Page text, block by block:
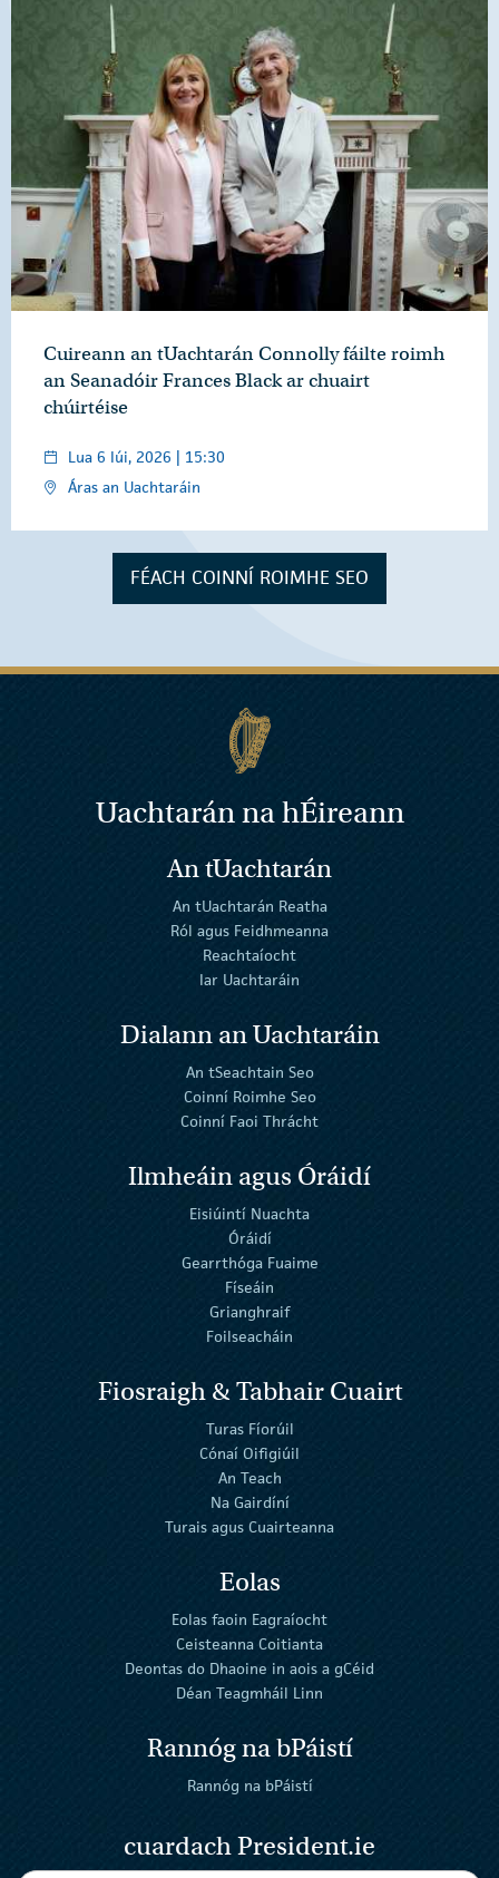
Cuireann an tUachtarán Connolly fáilte roimh
an Seanadóir Frances Black ar chuairt
chúirtéise
Lua 6 Iúi, 2026 | 15:30
Áras an Uachtaráin
FÉACH COINNÍ ROIMHE SEO
Uachtarán nahÉireann
An tUachtarán
An tUachtarán Reatha
Ról agus Feidhmeanna
Reachtaíocht
Iar Uachtaráin
Dialann an Uachtaráin
An tSeachtain Seo
Coinní Roimhe Seo
Coinní Faoi Thrácht
Ilmheáin agus Óráidí
Eisiúintí Nuachta
Óráidí
Gearrthóga Fuaime
Físeáin
Grianghraif
Foilseacháin
Fiosraigh & Tabhair Cuairt
Turas Fíorúil
Cónaí Oifigiúil
An Teach
Na Gairdíní
Turais agus Cuairteanna
Eolas
Eolas faoin Eagraíocht
Ceisteanna Coitianta
Deontas do Dhaoine in aois a gCéid
Déan Teagmháil Linn
Rannóg na bPáistí
Rannóg na bPáistí
cuardach President.ie